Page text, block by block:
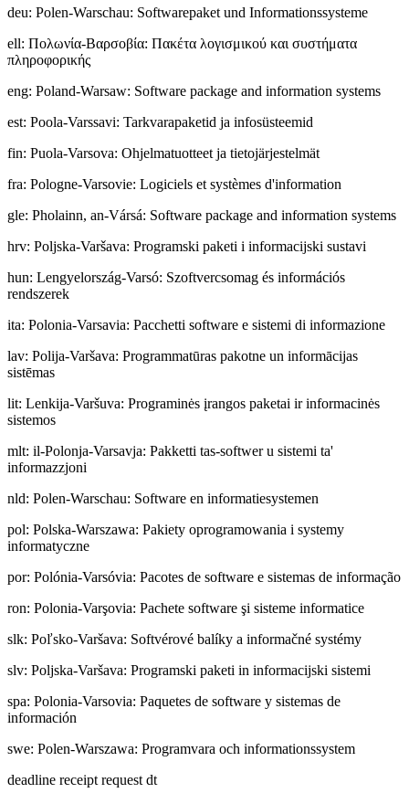
deu: Polen-Warschau: Softwarepaket und Informationssysteme
ell: Πολωνία-Βαρσοβία: Πακέτα λογισμικού και συστήματα
πληροφορικής
eng: Poland-Warsaw: Software package and information systems
est: Poola-Varssavi: Tarkvarapaketid ja infosüsteemid
fin: Puola-Varsova: Ohjelmatuotteet ja tietojärjestelmät
fra: Pologne-Varsovie: Logiciels et systèmes d'information
gle: Pholainn, an-Vársá: Software package and information systems
hrv: Poljska-Varšava: Programski paketi i informacijski sustavi
hun: Lengyelország-Varsó: Szoftvercsomag és információs
rendszerek
ita: Polonia-Varsavia: Pacchetti software e sistemi di informazione
lav: Polija-Varšava: Programmatūras pakotne un informācijas
sistēmas
lit: Lenkija-Varšuva: Programinės įrangos paketai ir informacinės
sistemos
mlt: il-Polonja-Varsavja: Pakketti tas-softwer u sistemi ta'
informazzjoni
nld: Polen-Warschau: Software en informatiesystemen
pol: Polska-Warszawa: Pakiety oprogramowania i systemy
informatyczne
por: Polónia-Varsóvia: Pacotes de software e sistemas de informação
ron: Polonia-Varşovia: Pachete software şi sisteme informatice
slk: Poľsko-Varšava: Softvérové balíky a informačné systémy
slv: Poljska-Varšava: Programski paketi in informacijski sistemi
spa: Polonia-Varsovia: Paquetes de software y sistemas de
información
swe: Polen-Warszawa: Programvara och informationssystem
deadline receipt request dt